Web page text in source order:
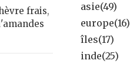
frais,
asie(49)
europe(16)
îles(17)
inde(25)